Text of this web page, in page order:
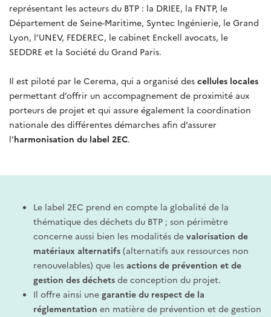
représentant les acteurs du BTP : la DRIEE, la FNTP, le
Département de Seine-Maritime, Syntec Ingénierie, le Grand
Lyon, l’UNEV, FEDEREC, le cabinet Enckell avocats, le
SEDDRE et la Société du Grand Paris.
Il est piloté par le Cerema, qui a organisé des cellules locales
permettant d’offrir un accompagnement de proximité aux
porteurs de projet et qui assure également la coordination
nationale des différentes démarches afin d’assurer
l’harmonisation du label 2EC.
Le label 2EC prend en compte la globalité de la
thématique des déchets du BTP ; son périmètre
concerne aussi bien les modalités de valorisation de
matériaux alternatifs (alternatifs aux ressources non
renouvelables) que les actions de prévention et de
gestion des déchets de conception du projet.
Il offre ainsi une garantie du respect de la
réglementation en matière de prévention et de gestion